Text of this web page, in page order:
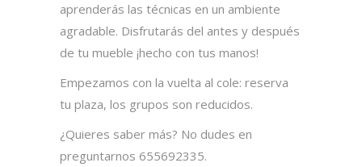
aprenderás las técnicas en un ambiente
agradable. Disfrutarás del antes y después
de tu mueble ¡hecho con tus manos!
Empezamos con la vuelta al cole: reserva
tu plaza, los grupos son reducidos.
¿Quieres saber más? No dudes en
preguntarnos 655692335.